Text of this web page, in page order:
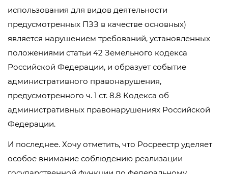
использования для видов деятельности
предусмотренных ПЗЗ в качестве основных)
является нарушением требований, установленных
положениями статьи 42 Земельного кодекса
Российской Федерации, и образует событие
административного правонарушения,
предусмотренного ч. 1 ст. 8.8 Кодекса об
административных правонарушениях Российской
Федерации.
И последнее. Хочу отметить, что Росреестр уделяет
особое внимание соблюдению реализации